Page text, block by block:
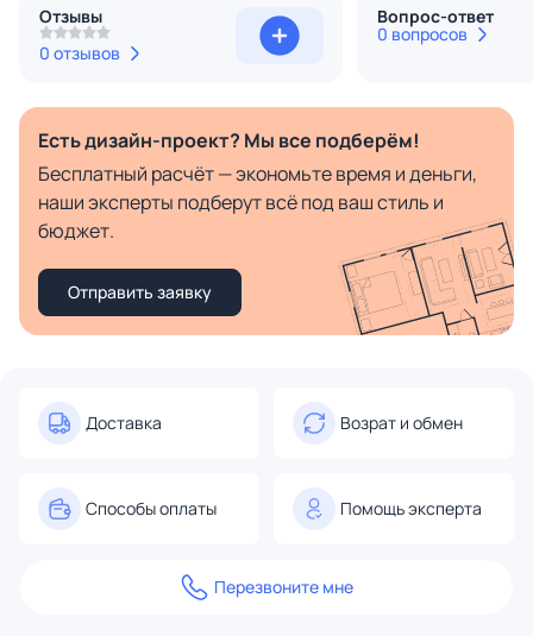
Отзывы
0 отзывов
Вопрос-ответ
0 вопросов
Есть дизайн-проект? Мы все подберём!
Бесплатный расчёт — экономьте время и деньги,
наши эксперты подберут всё под ваш стиль и
бюджет.
Отправить заявку
Доставка Возрат и обмен
Способы оплаты Помощь эксперта
Перезвоните мне